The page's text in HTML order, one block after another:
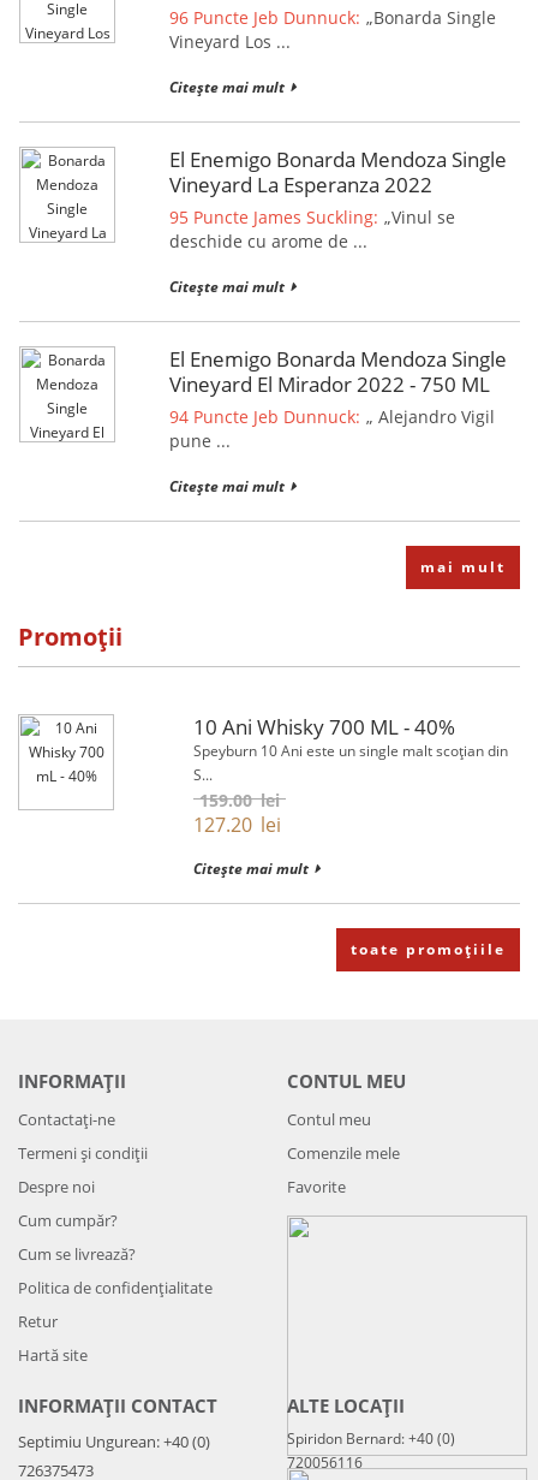
96 Puncte Jeb Dunnuck: „Bonarda Single
Vineyard Los ...
Citește mai mult
El Enemigo Bonarda Mendoza Single
Vineyard La Esperanza 2022
95 Puncte James Suckling: „Vinul se
deschide cu arome de ...
Citește mai mult
El Enemigo Bonarda Mendoza Single
Vineyard El Mirador 2022 - 750 ML
94 Puncte Jeb Dunnuck: „ Alejandro Vigil
pune ...
Citește mai mult
mai mult
Promoții
10 Ani Whisky 700 ML - 40%
Speyburn 10 Ani este un single malt scoțian din
S...
159.00lei
127.20 lei
Citește mai mult
toate promoțiile
INFORMAȚII
Contactați-ne
Termeni și condiții
Despre noi
Cum cumpăr?
Cum se livrează?
Politica de confidenţialitate
Retur
Hartă site
CONTUL MEU
Contul meu
Comenzile mele
Favorite
INFORMAȚII CONTACT
Septimiu Ungurean: +40 (0)
726375473
ALTE LOCAȚII
Spiridon Bernard: +40 (0)
720056116